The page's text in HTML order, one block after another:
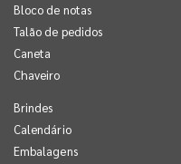
Bloco de notas
Talão de pedidos
Caneta
Chaveiro
Brindes
Calendário
Embalagens